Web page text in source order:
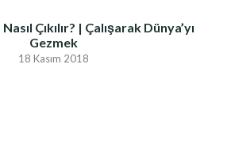
Çıkılır? | Çalışarak Dünya’yı
Gezmek
18 Kasım 2018